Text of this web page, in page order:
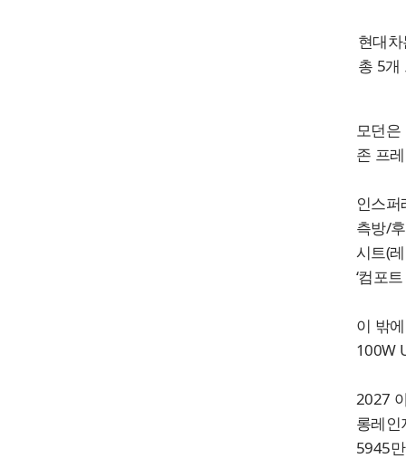
현대
총 5개
모던
존 프
인스
측방/
시트(
‘컴포
이 밖
100W
2027
롱레
5945